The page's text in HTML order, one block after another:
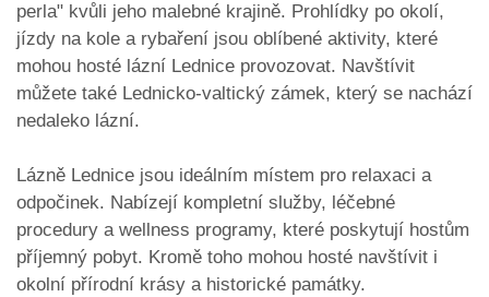
perla" kvůli jeho malebné krajině. Prohlídky po okolí,
jízdy na kole a rybaření jsou oblíbené aktivity, které
mohou hosté lázní Lednice provozovat. Navštívit
můžete také Lednicko-valtický zámek, který se nachází
nedaleko lázní.
Lázně Lednice jsou ideálním místem pro relaxaci a
odpočinek. Nabízejí kompletní služby, léčebné
procedury a wellness programy, které poskytují hostům
příjemný pobyt. Kromě toho mohou hosté navštívit i
okolní přírodní krásy a historické památky.